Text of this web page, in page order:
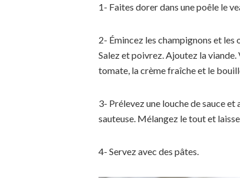
1- Faites dorer dans une poêle le
2- Émincez les champignons et les
Salez et poivrez. Ajoutez la
tomate, la crème fraîche et le
3- Prélevez une louche de sauce
sauteuse. Mélangez le tout et
4- Servez avec des pâtes.